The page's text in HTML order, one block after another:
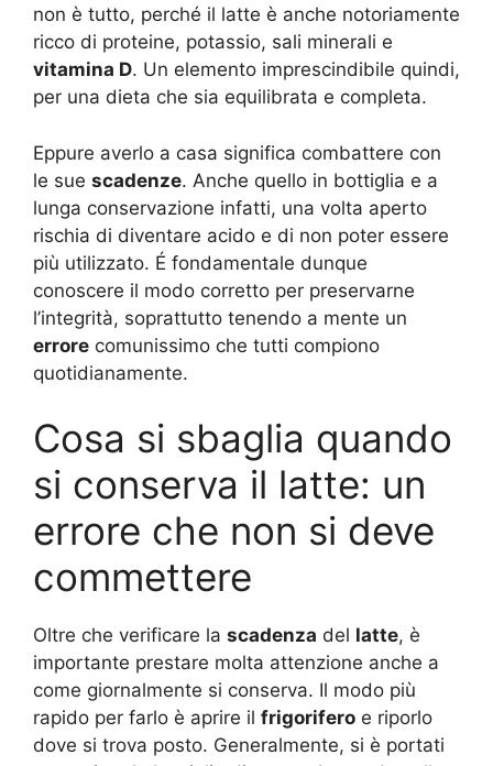
non è tutto, perché il latte è anche notoriamente
ricco di proteine, potassio, sali minerali e
vitamina D. Un elemento imprescindibile quindi,
per una dieta che sia equilibrata e completa.
Eppure averlo a casa significa combattere con
le sue scadenze. Anche quello in bottiglia e a
lunga conservazione infatti, una volta aperto
rischia di diventare acido e di non poter essere
più utilizzato. É fondamentale dunque
conoscere il modo corretto per preservarne
l’integrità, soprattutto tenendo a mente un
errore comunissimo che tutti compiono
quotidianamente.
Cosa si sbaglia quando
si conserva il latte: un
errore che non si deve
commettere
Oltre che verificare la scadenza del latte, è
importante prestare molta attenzione anche a
come giornalmente si conserva. Il modo più
rapido per farlo è aprire il frigorifero e riporlo
dove si trova posto. Generalmente, si è portati